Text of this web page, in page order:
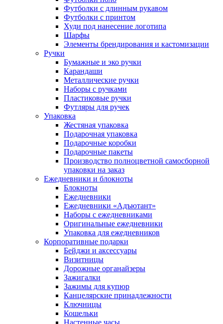
Футболки с длинным рукавом
Футболки с принтом
Худи под нанесение логотипа
Шарфы
Элементы брендирования и кастомизации
Ручки
Бумажные и эко ручки
Карандаши
Металлические ручки
Наборы с ручками
Пластиковые ручки
Футляры для ручек
Упаковка
Жестяная упаковка
Подарочная упаковка
Подарочные коробки
Подарочные пакеты
Производство полноцветной самосборной
упаковки на заказ
Ежедневники и блокноты
Блокноты
Ежедневники
Ежедневники «Адъютант»
Наборы с ежедневниками
Оригинальные ежедневники
Упаковка для ежедневников
Корпоративные подарки
Бейджи и аксессуары
Визитницы
Дорожные органайзеры
Зажигалки
Зажимы для купюр
Канцелярские принадлежности
Ключницы
Кошельки
Настенные часы